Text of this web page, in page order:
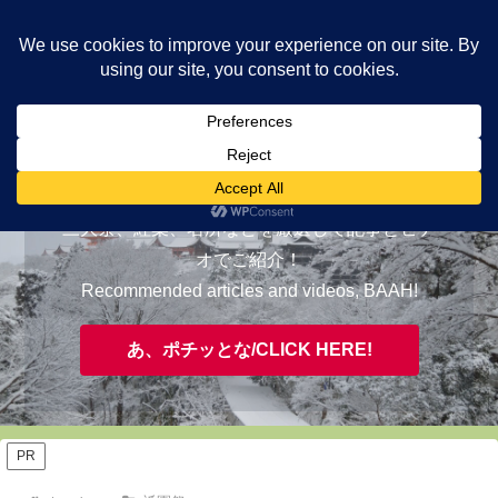
EVAAH!
おすすめ/RECOMMENDED
三大祭、紅葉、名所などを厳選して記事とビデ
オでご紹介！
Recommended articles and videos, BAAH!
あ、ポチッとな/CLICK HERE!
PR